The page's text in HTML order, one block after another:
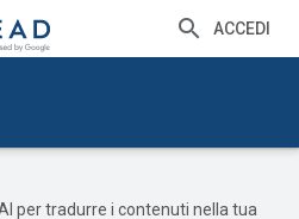
ACCEDI
per tradurre i contenuti nella tua